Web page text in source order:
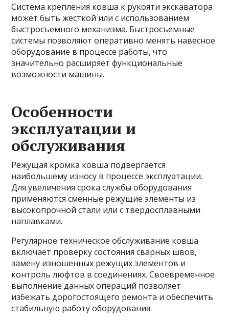
Система крепления ковша к рукояти экскаватора
может быть жесткой или с использованием
быстросъемного механизма. Быстросъемные
системы позволяют оперативно менять навесное
оборудование в процессе работы, что
значительно расширяет функциональные
возможности машины.
Особенности
эксплуатации и
обслуживания
Режущая кромка ковша подвергается
наибольшему износу в процессе эксплуатации.
Для увеличения срока службы оборудования
применяются сменные режущие элементы из
высокопрочной стали или с твердосплавными
наплавками.
Регулярное техническое обслуживание ковша
включает проверку состояния сварных швов,
замену изношенных режущих элементов и
контроль люфтов в соединениях. Своевременное
выполнение данных операций позволяет
избежать дорогостоящего ремонта и обеспечить
стабильную работу оборудования.